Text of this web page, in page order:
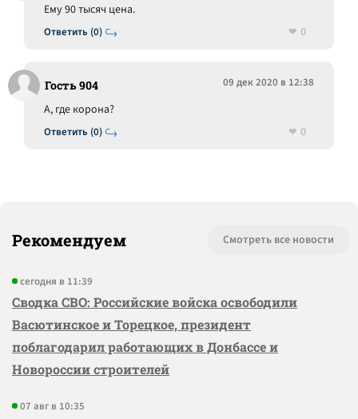
Ответить (0)
Ему 90 тысяч цена.
0
Гость 904 09 дек 2020 в 12:38
Ответить (0)
А, где корона?
0
Рекомендуем Смотреть все новости
сегодня в 11:39
Сводка СВО: Российские войска освободили
Васютинское и Торецкое, президент
поблагодарил работающих в Донбассе и
Новороссии строителей
07 авг в 10:35